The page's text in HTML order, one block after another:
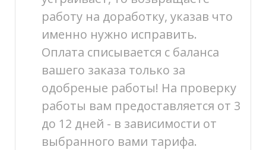
работу на доработку, указав что
именно нужно исправить.
Оплата списывается с баланса
вашего заказа только за
одобреные работы! На проверку
работы вам предоставляется от 3
до 12 дней - в зависимости от
выбранного вами тарифа.